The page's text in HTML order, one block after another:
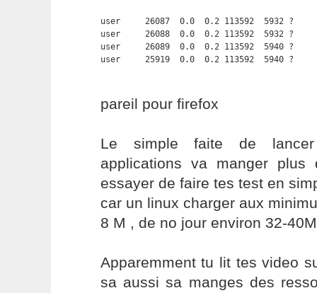
user     26087  0.0  0.2 113592  5932 ?
user     26088  0.0  0.2 113592  5932 ?
user     26089  0.0  0.2 113592  5940 ?
user     25919  0.0  0.2 113592  5940 ?
pareil pour firefox
Le simple faite de
applications va manger plus
essayer de faire tes test en
car un linux charger aux
8 M , de no jour environ 32-
Apparemment tu lit tes video
sa aussi sa manges des